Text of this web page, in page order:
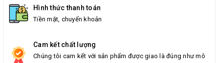
Hình thức thanh toán
Tiền mặt, chuyển khoản
Cam kết chất lượng
Chúng tôi cam kết với sản phẩm được giao là đúng như mô